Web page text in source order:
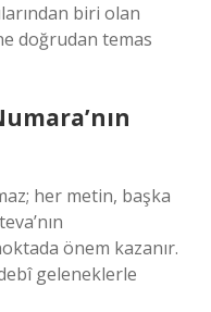
biri olan
doğrudan temas
her metin, başka
önem kazanır.
geleneklerle